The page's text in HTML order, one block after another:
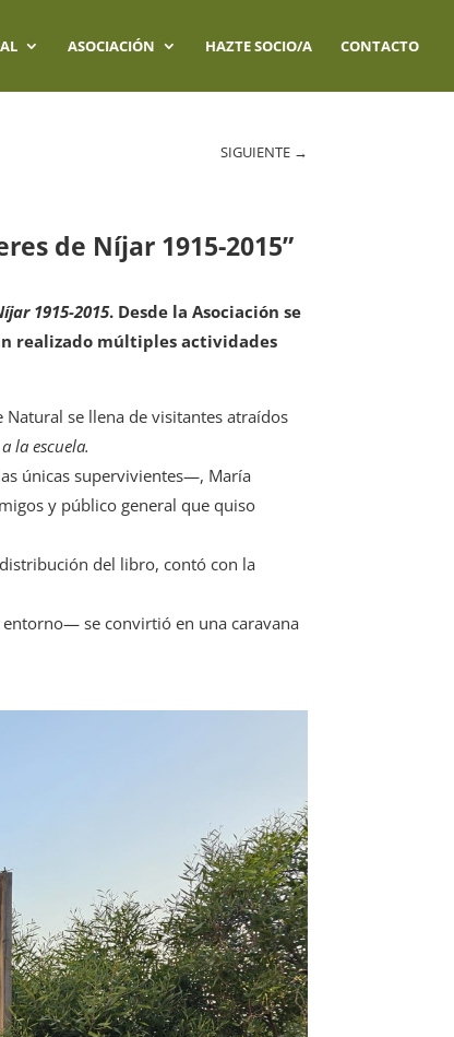
ASOCIACIÓN HAZTE SOCIO/A CONTACTO
SIGUIENTE →
de Níjar 1915-2015”
1915-2015. Desde la Asociación se
realizado múltiples actividades
Natural se llena de visitantes atraídos
la escuela.
únicas supervivientes—, María
y público general que quiso
del libro, contó con la
se convirtió en una caravana